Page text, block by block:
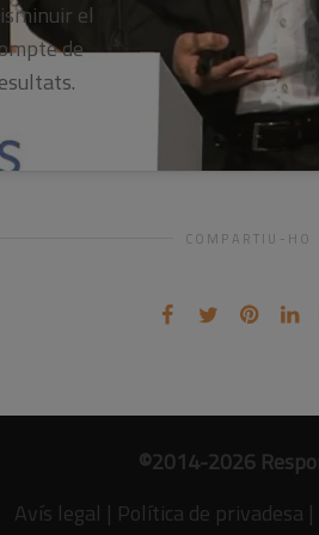
el
de
COMPARTIU-HO
©2014-2026
Avís legal | Política de privadesa |